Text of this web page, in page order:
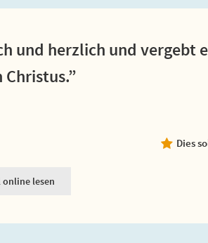
und herzlich und vergebt
Dies
online lesen